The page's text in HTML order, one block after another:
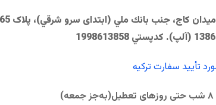
تأیید سفارت ترکیه
۸ شب حتی روزهای تعطیل(به‌جز جمعه)